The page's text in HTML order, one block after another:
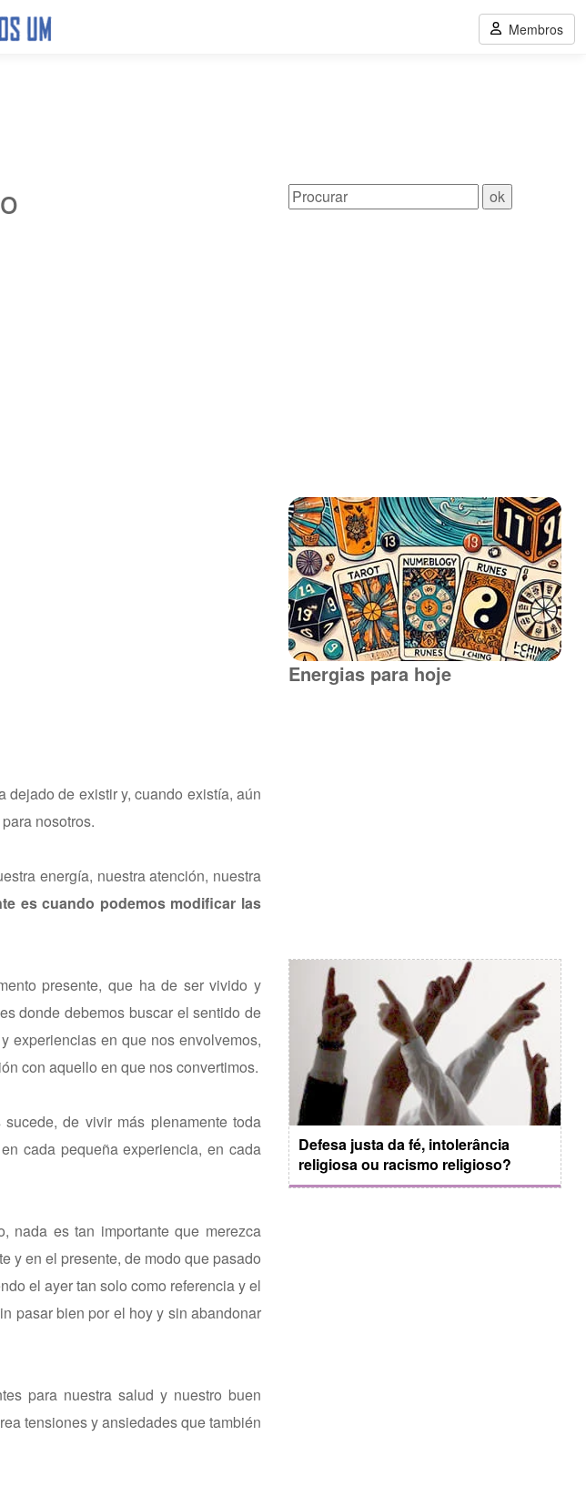
dejado de existir y, cuando existía, aún
nosotros.
energía, nuestra atención, nuestra
es cuando podemos modificar las
presente, que ha de ser vivido y
donde debemos buscar el sentido de
experiencias en que nos envolvemos,
con aquello en que nos convertimos.
de vivir más plenamente toda
cada pequeña experiencia, en cada
nada es tan importante que merezca
y en el presente, de modo que pasado
el ayer tan solo como referencia y el
pasar bien por el hoy y sin abandonar
para nuestra salud y nuestro buen
tensiones y ansiedades que también
Energias para hoje
Defesa justa da fé, intolerância
religiosa ou racismo religioso?
Membros